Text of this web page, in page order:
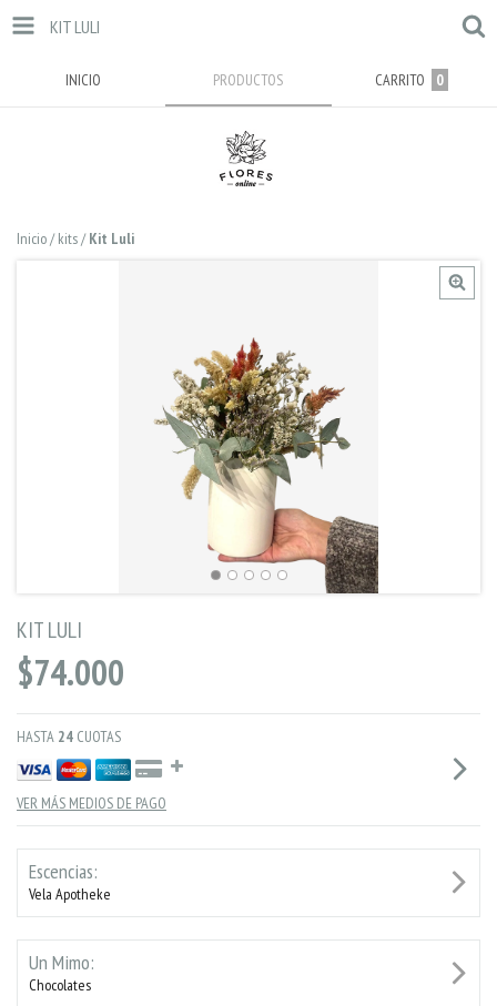
KIT LULI
INICIO PRODUCTOS CARRITO 0
Inicio/ kits/ Kit Luli
KIT LULI
$74.000
HASTA 24 CUOTAS
VER MÁS MEDIOS DE PAGO
Escencias:
Vela Apotheke
Un Mimo:
Chocolates